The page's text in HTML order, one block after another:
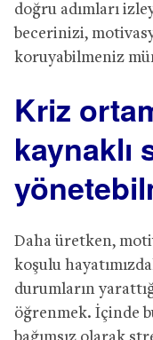
doğru adımları
becerinizi,
koruyabilmeniz
Kriz
kaynaklı
Daha üretken,
koşulu
durumların
öğrenmek. İçinde